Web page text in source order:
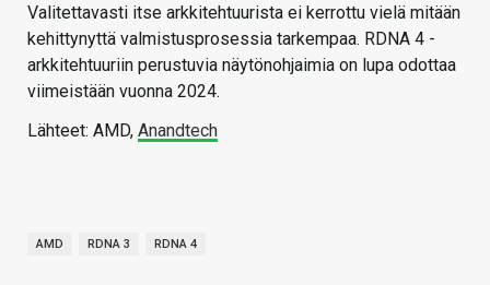
Valitettavasti itse arkkitehtuurista ei kerrottu vielä mitään
kehittynyttä valmistusprosessia tarkempaa. RDNA 4 -
arkkitehtuuriin perustuvia näytönohjaimia on lupa odottaa
viimeistään vuonna 2024.
Lähteet: AMD, Anandtech
AMD RDNA 3 RDNA 4